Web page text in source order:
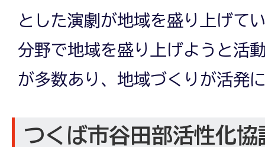
とした演劇が地域を盛り上げて
分野で地域を盛り上げようと活
が多数あり、地域づくりが活発
つくば市谷田部活性化協